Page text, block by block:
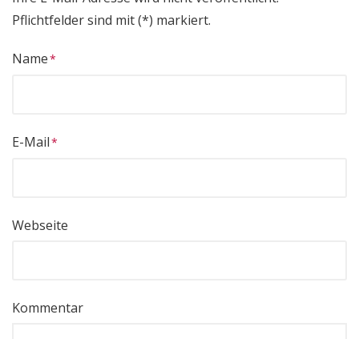
Pflichtfelder sind mit (*) markiert.
Name
E-Mail
Webseite
Kommentar